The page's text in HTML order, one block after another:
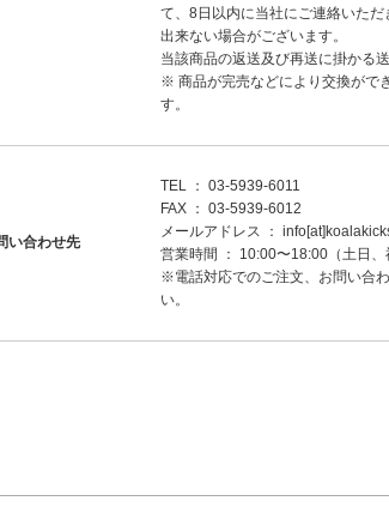
て、8日以内に当社にご連絡いた
出来ない場合がございます。
当該商品の返送及び再送に掛かる
※ 商品が完売などにより交換がで
す。
い合わせ先
TEL ： 03-5939-6011
FAX ： 03-5939-6012
メールアドレス ：
営業時間 ： 10:00〜18:00（土日、
※電話対応でのご注文、お問い合
い。